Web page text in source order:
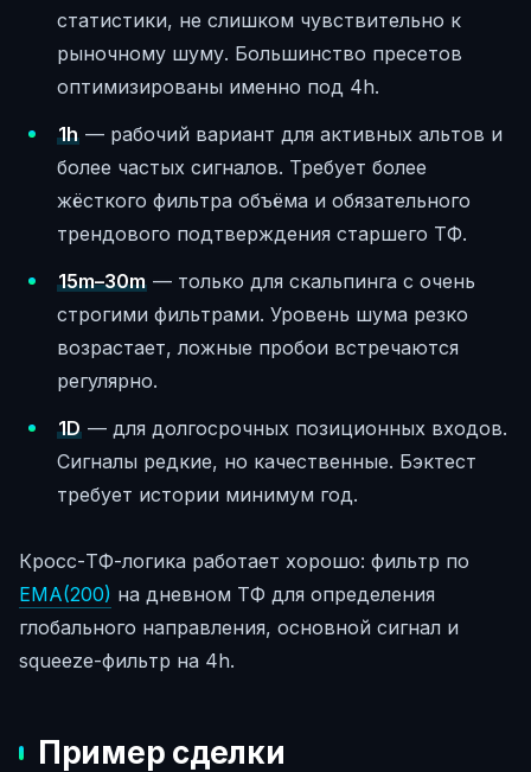
статистики, не слишком чувствительно к
рыночному шуму. Большинство пресетов
оптимизированы именно под 4h.
1h— рабочий вариант для активных альтов и
более частых сигналов. Требует более
жёсткого фильтра объёма и обязательного
трендового подтверждения старшего ТФ.
15m–30m— только для скальпинга с очень
строгими фильтрами. Уровень шума резко
возрастает, ложные пробои встречаются
регулярно.
1D— для долгосрочных позиционных входов.
Сигналы редкие, но качественные. Бэктест
требует истории минимум год.
Кросс-ТФ-логика работает хорошо: фильтр по
EMA(200) на дневном ТФ для определения
глобального направления, основной сигнал и
squeeze-фильтр на 4h.
Пример сделки